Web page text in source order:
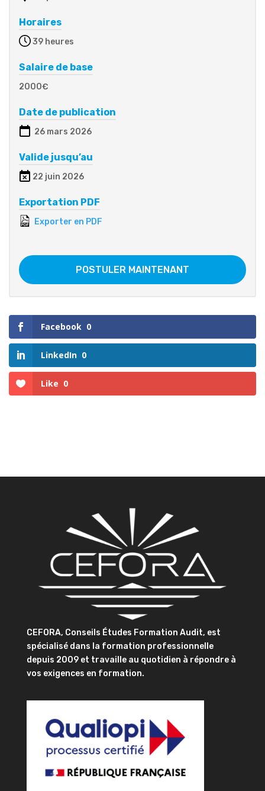
Horaires
39 heures
Salaire de base
2000€
Date de publication
26 mars 2026
Valide jusqu’au
22 juin 2026
Exportation PDF
Exporter en PDF
POSTULER MAINTENANT
Facebook 0
LinkedIn 0
Like 0
CEFORA, Conseils Études Formation Audit, est
spécialisé dans la formation professionnelle
depuis 2009 et travaille au quotidien à répondre à
vos exigences en formation.